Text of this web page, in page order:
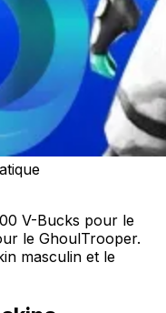
V-Bucks pour le
le GhoulTrooper.
masculin et le